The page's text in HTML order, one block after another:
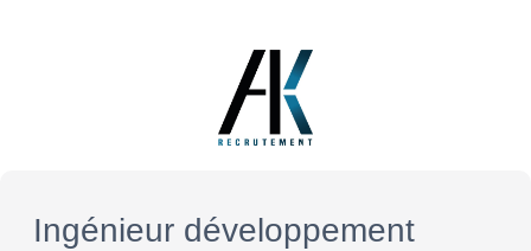
Ingénieur développement